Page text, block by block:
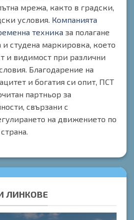
мрежа, както в градски,
условия. Компанията
техника за полагане
и студена маркировка, което
и видимост при различни
Благодарение на
и богатия си опит, ПСТ
партньор за
свързани с
на движението по
ЛИНКОВЕ